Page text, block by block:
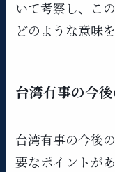
いて考察し、こ
どのような意味
台湾有事の今
台湾有事の今後
要なポイントが